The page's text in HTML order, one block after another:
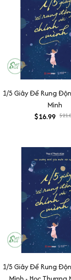
1/5 Giây Để Rung
Mình
$16.99
1/5 Giây Để Rung